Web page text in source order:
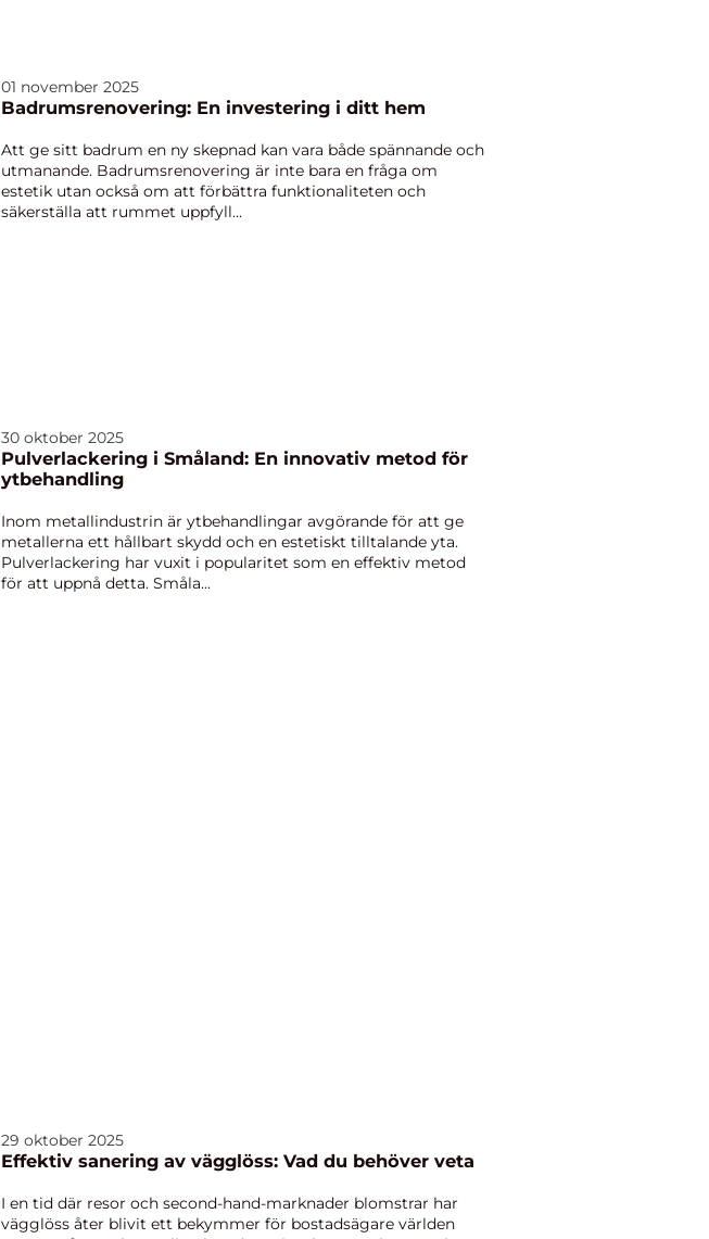
01 november 2025
Badrumsrenovering: En investering i ditt hem
Att ge sitt badrum en ny skepnad kan vara både spännande och
utmanande. Badrumsrenovering är inte bara en fråga om
estetik utan också om att förbättra funktionaliteten och
säkerställa att rummet uppfyll...
30 oktober 2025
Pulverlackering i Småland: En innovativ metod för
ytbehandling
Inom metallindustrin är ytbehandlingar avgörande för att ge
metallerna ett hållbart skydd och en estetiskt tilltalande yta.
Pulverlackering har vuxit i popularitet som en effektiv metod
för att uppnå detta. Småla...
29 oktober 2025
Effektiv sanering av vägglöss: Vad du behöver veta
I en tid där resor och second-hand-marknader blomstrar har
vägglöss åter blivit ett bekymmer för bostadsägare världen